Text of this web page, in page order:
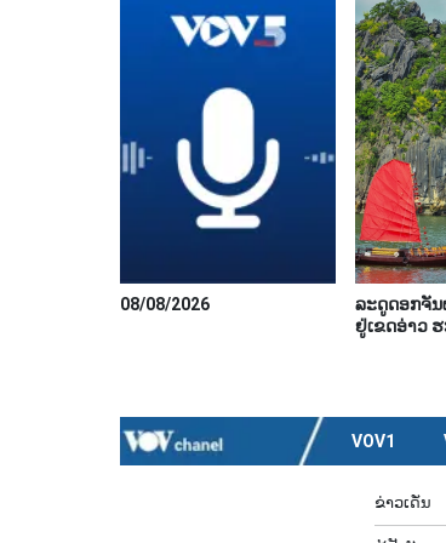
08/08/2026
ລະດູດອກຈັນ
ຢູ່ເຂດອ່າວ
VOV1
ຂ່າວເດັ່ນ